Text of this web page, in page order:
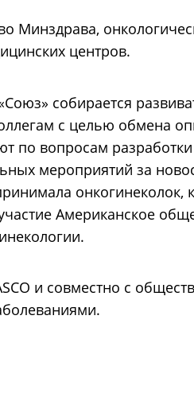
Минздрава,
центров.
собирается
с целью обмена
по вопросам
мероприятий за
онкогинеколок,
Американское
и совместно с